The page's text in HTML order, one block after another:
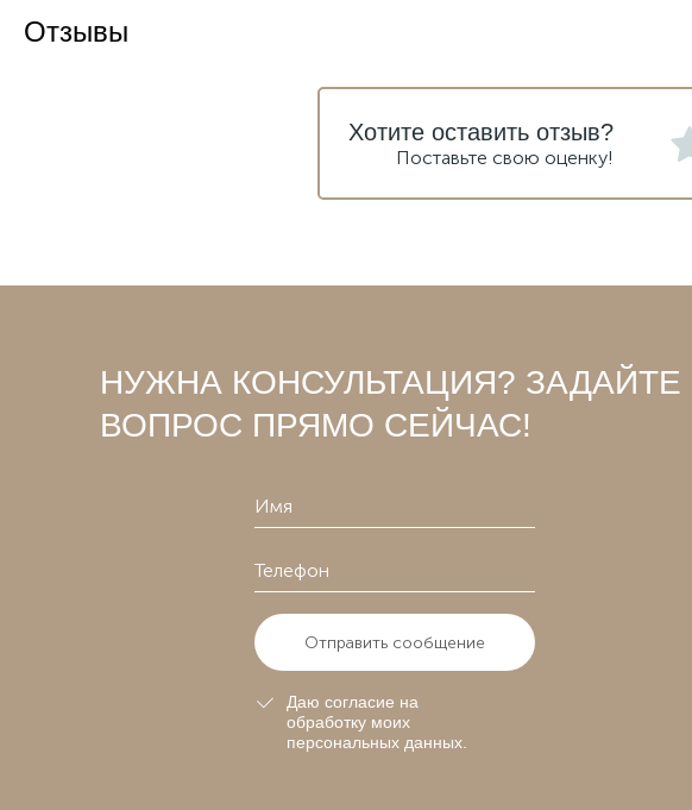
Отзывы
Хотите оставить отзыв?
Поставьте свою оценку!
НУЖНА КОНСУЛЬТАЦИЯ? ЗАДАЙТЕ
ВОПРОС ПРЯМО СЕЙЧАС!
Отправить сообщение
Даю согласие на
обработку моих
персональных данных.